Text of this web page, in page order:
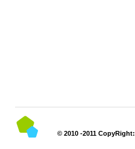
© 2010 -2011 CopyRight: